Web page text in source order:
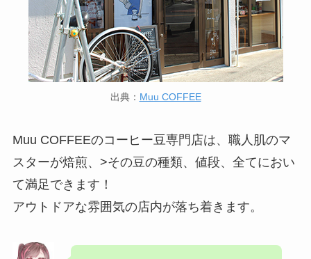
出典： Muu COFFEE
Muu COFFEEのコーヒー豆専門店は、職人肌のマ
スターが焙煎、>その豆の種類、値段、全てにおい
て満足できます！
アウトドアな雰囲気の店内が落ち着きます。